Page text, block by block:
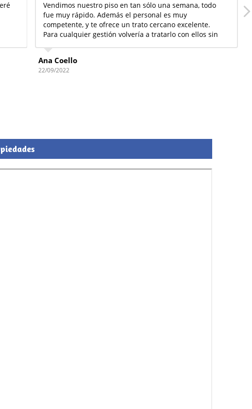
Vendimos nuestro piso en tan sólo una semana, todo
fue muy rápido. Además el personal es muy
competente, y te ofrece un trato cercano excelente.
Para cualquier gestión volvería a tratarlo con ellos sin
Ana Coello
22/09/2022